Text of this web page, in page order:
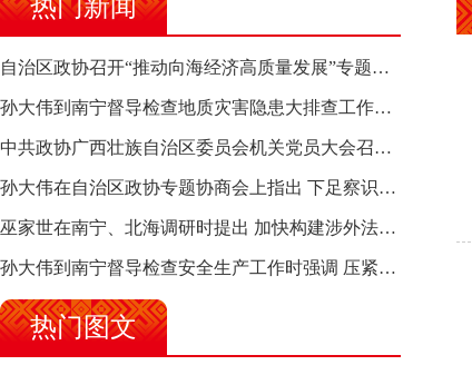
热门新闻
自治区政协召开“推动向海经济高质量发展”专题调研座谈会 钱学明出席并讲话
孙大伟到南宁督导检查地质灾害隐患大排查工作时强调 筑牢地质灾害安全防线 全力保障人民群众生命财产安全
中共政协广西壮族自治区委员会机关党员大会召开 选举产生新一届机关党委、机关纪委
孙大伟在自治区政协专题协商会上指出 下足察识谋督之功 恪尽服务大局之责 助推有色金属、关键金属产业高质量发展
巫家世在南宁、北海调研时提出 加快构建涉外法律供给集群 护航向海经济高质量发展
孙大伟到南宁督导检查安全生产工作时强调 压紧压实责任 狠抓隐患整治 坚决筑牢安全生产防线
热门图文